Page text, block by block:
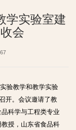
学实验室建
会
验教学和教学实验
开。会议邀请了教
科学与工程类专业
授，山东省食品科